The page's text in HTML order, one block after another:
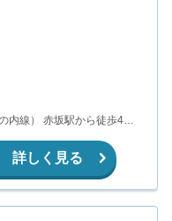
内線） 赤坂駅から徒歩4分
、南北線）
詳しく見る